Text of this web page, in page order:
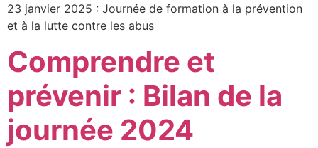
23 janvier 2025 : Journée de formation à la prévention
et à la lutte contre les abus
Comprendre et
prévenir : Bilan de la
journée 2024